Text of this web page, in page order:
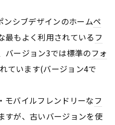
シブデザインのホームペ
最もよく利用されている フ
バージョン3では標準のフォ
ています(バージョン4で
モバイルフレンドリーなフ
すが、古いバージョンを使